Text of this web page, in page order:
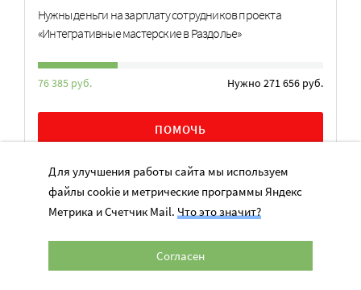
Нужны деньги на зарплату сотрудников проекта
«Интегративные мастерские в Раздолье»
76 385 руб. Нужно 271 656 руб.
ПОМОЧЬ
ЧТО БУДЕТ
Заявки на конкурс «Лидеры корпоративной
благотворительности – 2026» принимают
Для улучшения работы сайта мы используем
файлы cookie и метрические программы Яндекс
Метрика и Счетчик Mail. Что это значит?
Согласен